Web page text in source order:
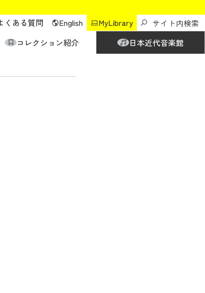
くある質問 English
MyLibrary
コレクション紹介
日本近代音楽館